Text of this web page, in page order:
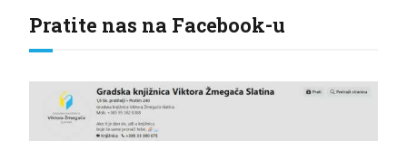
Pratite nas na Facebook-u